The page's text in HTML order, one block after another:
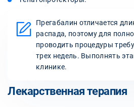
Прегабалин отличается
распада, поэтому для
проводить процедуры
трех недель. Выполнять
клинике.
Лекарственная терапия